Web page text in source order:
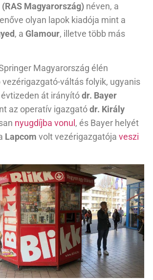
Magyarország) néven, a
olyan lapok kiadója mint a
, a Glamour, illetve több más
Magyarország élén
váltás folyik, ugyanis
át irányítódr. Bayer
az operatív igazgatódr. Király
nyugdíjba vonul , és Bayer helyét
Lapcom volt vezérigazgatója veszi